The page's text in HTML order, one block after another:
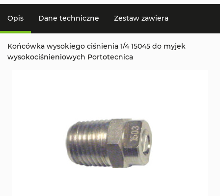
Opis Dane techniczne Zestaw zawiera
Końcówka wysokiego ciśnienia 1/4 15045 do myjek
wysokociśnieniowych Portotecnica